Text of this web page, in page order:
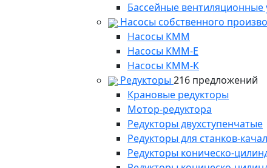
Бассейные вентиляционные
Насосы собственного
Насосы КММ
Насосы КММ-Е
Насосы КММ-К
Редукторы 216 предложений
Крановые редукторы
Мотор-редуктора
Редукторы двухступенчатые
Редукторы для станков-
Редукторы коническо-